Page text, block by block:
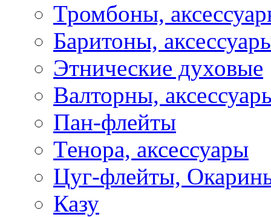
Тромбоны,
Баритоны,
Этнические духовые
Валторны,
Пан-флейты
Тенора, аксессуары
Цуг-флейты,
Казу